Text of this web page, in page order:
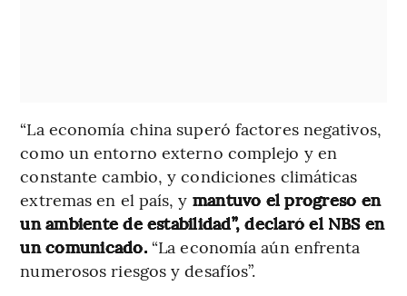
“La economía china superó factores negativos,
como un entorno externo complejo y en
constante cambio, y condiciones climáticas
extremas en el país, y mantuvo el progreso en
un ambiente de estabilidad”, declaró el NBS en
un comunicado. “La economía aún enfrenta
numerosos riesgos y desafíos”.